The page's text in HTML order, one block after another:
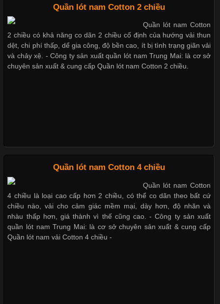
Những Loại Vải Thun Thông Dụng Và Đặc Điểm Nổi Bật
Cập nhật 2026-05-20 14:58:56
Xu Hướng Form Áo Thun Phổ Biến Trong Ngành May Mặc
Cập nhật 2026-05-09 15:58:23
Các Form Áo Thun Phổ Biến Hiện Nay Và Xu Hướng Trong
Ngành May Mặc Áo thun là một trong những trang phục quen
Quần lót nam Cotton 2 chiều
Quần lót nam Cotton
2 chiều có khả năng co dãn 2 chiều cố định của hướng vải thun
dệt, chi phí thấp, dể gia công, độ bền cao, ít bị tình trạng giãn vải
và chảy xệ. - Công ty sản xuất quần lót nam Trung Mai: là cơ sở
chuyên sản xuất & cung cấp Quần lót nam Cotton 2 chiều.
Quần lót nam Cotton 4 chiều
Quần lót nam Cotton
4 chiều là loại cao cấp hơn 2 chiều, có thể co dãn theo bất cứ
chiều nào, vải cho cảm giác mềm mại, dày hơn, độ nhăn và
nhàu thấp hơn, giá thành vì thế cũng cao. - Công ty sản xuất
quần lót nam Trung Mai: là cơ sở chuyên sản xuất & cung cấp
Quần lót nam vải Cotton 4 chiều -